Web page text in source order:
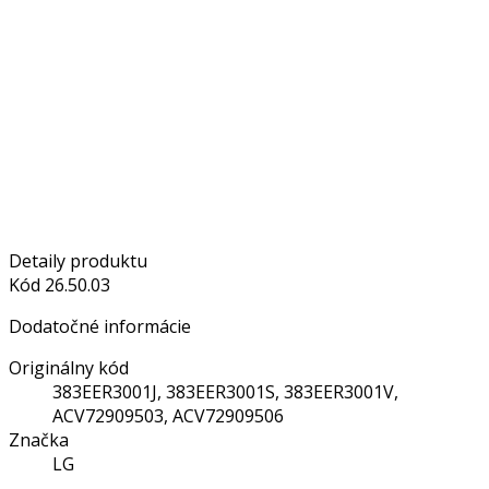
Detaily produktu
Kód 26.50.03
Dodatočné informácie
Originálny kód
383EER3001J, 383EER3001S, 383EER3001V,
ACV72909503, ACV72909506
Značka
LG